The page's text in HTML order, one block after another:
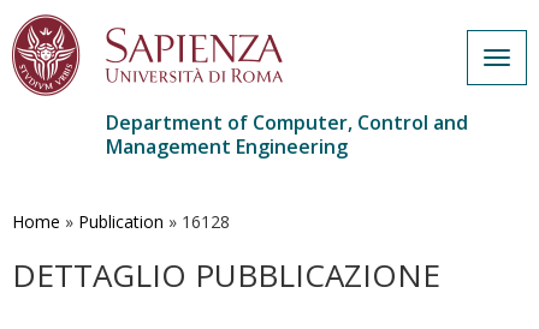
main
Department of Computer, Control and
Management Engineering
Home » Publication » 16128
DETTAGLIO PUBBLICAZIONE